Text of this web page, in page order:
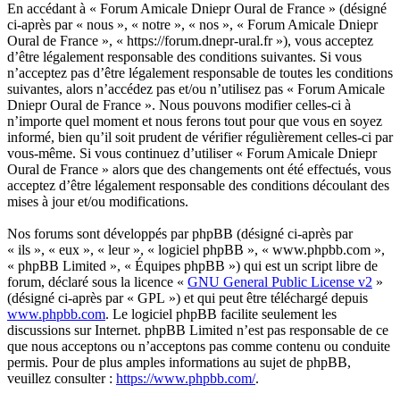
En accédant à « Forum Amicale Dniepr Oural de France » (désigné
ci-après par « nous », « notre », « nos », « Forum Amicale Dniepr
Oural de France », « https://forum.dnepr-ural.fr »), vous acceptez
d’être légalement responsable des conditions suivantes. Si vous
n’acceptez pas d’être légalement responsable de toutes les conditions
suivantes, alors n’accédez pas et/ou n’utilisez pas « Forum Amicale
Dniepr Oural de France ». Nous pouvons modifier celles-ci à
n’importe quel moment et nous ferons tout pour que vous en soyez
informé, bien qu’il soit prudent de vérifier régulièrement celles-ci par
vous-même. Si vous continuez d’utiliser « Forum Amicale Dniepr
Oural de France » alors que des changements ont été effectués, vous
acceptez d’être légalement responsable des conditions découlant des
mises à jour et/ou modifications.
Nos forums sont développés par phpBB (désigné ci-après par
« ils », « eux », « leur », « logiciel phpBB », « www.phpbb.com »,
« phpBB Limited », « Équipes phpBB ») qui est un script libre de
forum, déclaré sous la licence « GNU General Public License v2 »
(désigné ci-après par « GPL ») et qui peut être téléchargé depuis
www.phpbb.com. Le logiciel phpBB facilite seulement les
discussions sur Internet. phpBB Limited n’est pas responsable de ce
que nous acceptons ou n’acceptons pas comme contenu ou conduite
permis. Pour de plus amples informations au sujet de phpBB,
veuillez consulter : https://www.phpbb.com/.